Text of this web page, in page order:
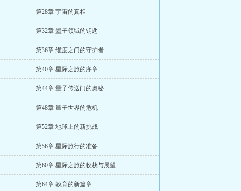
第28章 宇宙的真相
第32章 墨子领域的钥匙
第36章 维度之门的守护者
第40章 星际之旅的序章
第44章 量子传送门的奥秘
第48章 量子世界的危机
第52章 地球上的新挑战
第56章 星际旅行的准备
第60章 星际之旅的收获与展望
第64章 教育的新篇章